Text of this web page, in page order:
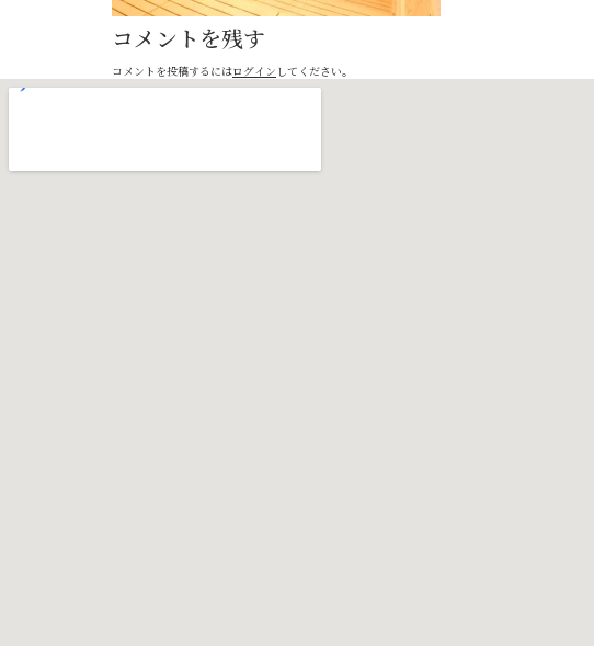
コメントを残す
コメントを投稿するにはログイン してください。